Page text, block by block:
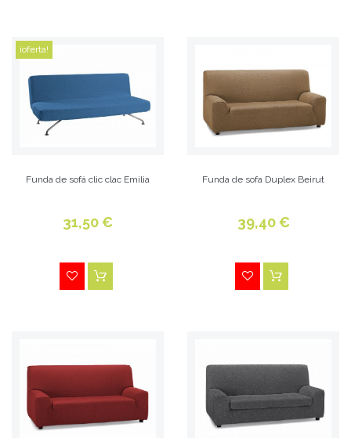
¡oferta!
Funda de sofá clic clac Emilia
31,50 €
Funda de sofa Duplex Beirut
39,40 €